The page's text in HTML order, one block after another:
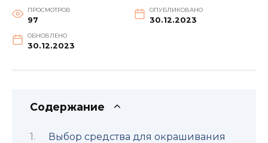
ПРОСМОТРОВ
97
ОПУБЛИКОВАНО
30.12.2023
ОБНОВЛЕНО
30.12.2023
Содержание
Выбор срeдства для окpашивания